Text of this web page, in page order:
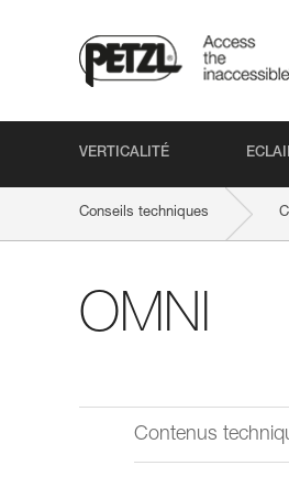
VERTICALITÉ
Conseils techniques
OMNI
Contenus